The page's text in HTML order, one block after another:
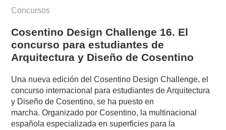
Concursos
Cosentino Design Challenge 16. El
concurso para estudiantes de
Arquitectura y Diseño de Cosentino
Una nueva edición del Cosentino Design Challenge, el
concurso internacional para estudiantes de Arquitectura
y Diseño de Cosentino, se ha puesto en
marcha. Organizado por Cosentino, la multinacional
española especializada en superficies para la